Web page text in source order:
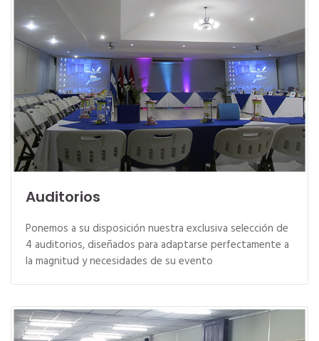
Auditorios
Ponemos a su disposición nuestra exclusiva selección de
4 auditorios, diseñados para adaptarse perfectamente a
la magnitud y necesidades de su evento